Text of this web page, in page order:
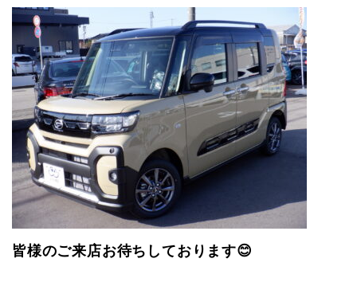
皆様のご来店お待ちしております😊